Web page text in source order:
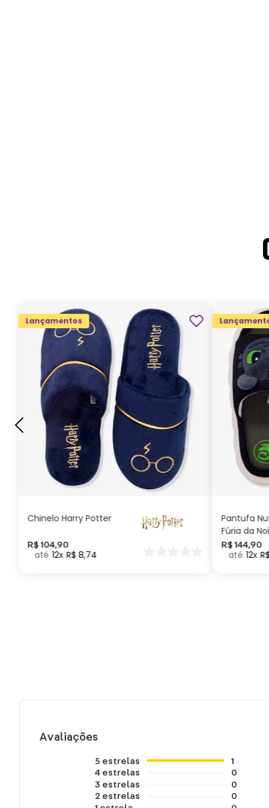
Lançamentos
Chinelo Harry Potter
R$ 104,90
12 R$ 8,74
G GG M P
ADICIONAR AO
CARRINHO
Pantufa
Fúria da
Como
seu Dragão
R$ 144,90
12 R$
Avaliações
5 estrelas
4 estrelas
3 estrelas
2 estrelas
1
0
0
0